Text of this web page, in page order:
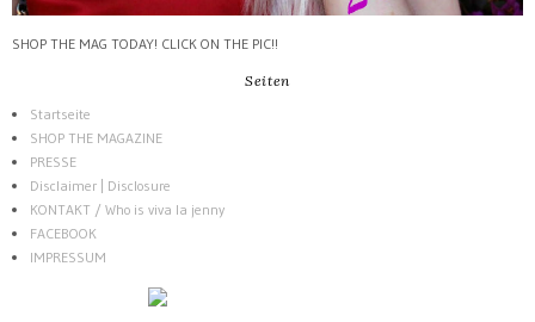
SHOP THE MAG TODAY! CLICK ON THE PIC!!
Seiten
Startseite
SHOP THE MAGAZINE
PRESSE
Disclaimer | Disclosure
KONTAKT / Who is viva la jenny
FACEBOOK
IMPRESSUM